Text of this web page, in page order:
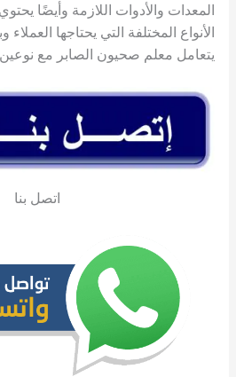
المعدات والأدوات اللازمة وأيضًا
يتعامل معلم صحيون الصابر مع
اتصل بنا